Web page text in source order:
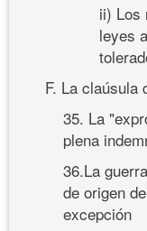
ii) Los
leyes
F. La claúsula
35. La
plena
36.La
de origen
excepción